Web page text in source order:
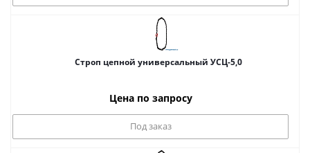
Строп цепной универсальный УСЦ-5,0
Цена по запросу
Под заказ